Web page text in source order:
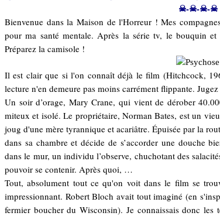
☠-☠-☠-☠
Bienvenue dans la Maison de l'Horreur ! Mes
pour ma santé mentale. Après la série tv, le bouquin
Préparez la camisole !
Il est clair que si l'on connaît déjà le film (Hitchcock,
lecture n'en demeure pas moins carrément flippante.
Un soir d’orage, Mary Crane, qui vient de dérober
miteux et isolé. Le propriétaire, Norman Bates, est un
joug d'une mère tyrannique et acariâtre. Épuisée par la
dans sa chambre et décide de s’accorder une douche
dans le mur, un individu l’observe, chuchotant des
pouvoir se contenir. Après quoi, …
Tout, absolument tout ce qu'on voit dans le film se
impressionnant. Robert Bloch avait tout imaginé (en
fermier boucher du Wisconsin). Je connaissais donc